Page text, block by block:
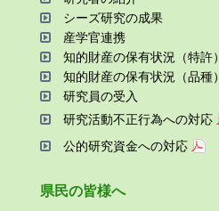
シーズ研究の成果
産学官連携
知的財産の保有状況（特許）
知的財産の保有状況（品種）
研究員の受⼊
研究活動不正⾏為への対応
公的研究資金への対応
県⺠の皆様へ